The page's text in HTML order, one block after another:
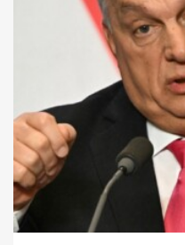
Egy